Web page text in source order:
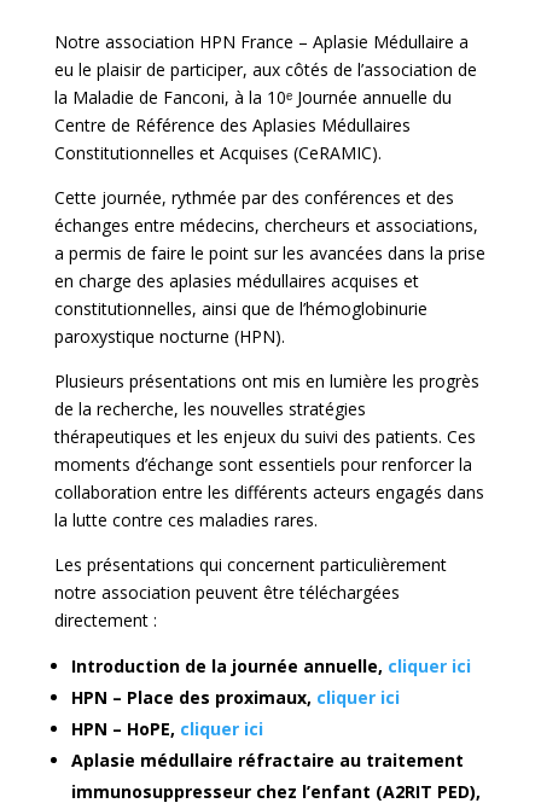
Notre association HPN France – Aplasie Médullaire a
eu le plaisir de participer, aux côtés de l’association de
la Maladie de Fanconi, à la 10ᵉ Journée annuelle du
Centre de Référence des Aplasies Médullaires
Constitutionnelles et Acquises (CeRAMIC).
Cette journée, rythmée par des conférences et des
échanges entre médecins, chercheurs et associations,
a permis de faire le point sur les avancées dans la prise
en charge des aplasies médullaires acquises et
constitutionnelles, ainsi que de l’hémoglobinurie
paroxystique nocturne (HPN).
Plusieurs présentations ont mis en lumière les progrès
de la recherche, les nouvelles stratégies
thérapeutiques et les enjeux du suivi des patients. Ces
moments d’échange sont essentiels pour renforcer la
collaboration entre les différents acteurs engagés dans
la lutte contre ces maladies rares.
Les présentations qui concernent particulièrement
notre association peuvent être téléchargées
directement :
Introduction de la journée annuelle, cliquer ici
HPN – Place des proximaux, cliquer ici
HPN – HoPE, cliquer ici
Aplasie médullaire réfractaire au traitement
immunosuppresseur chez l’enfant (A2RIT PED),